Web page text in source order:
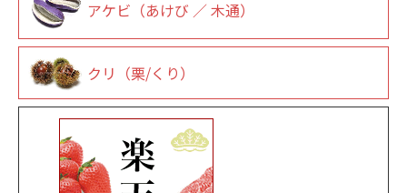
アケビ（あけび ／ 木通）
クリ（栗/くり）